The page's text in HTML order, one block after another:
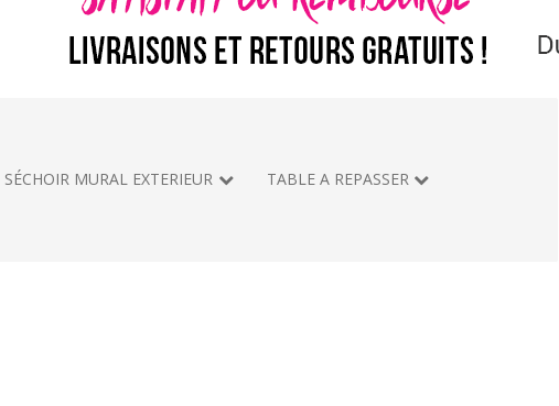
SÉCHOIR MURAL EXTERIEUR TABLE A REPASSER